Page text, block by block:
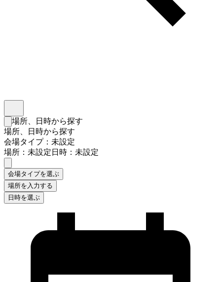
検索フォームを閉じる
場所、日時から探す
場所、日時から探す
会場タイプ：未設定
場所：未設定日時：未設定
会場タイプを選ぶ
場所を入力する
日時を選ぶ